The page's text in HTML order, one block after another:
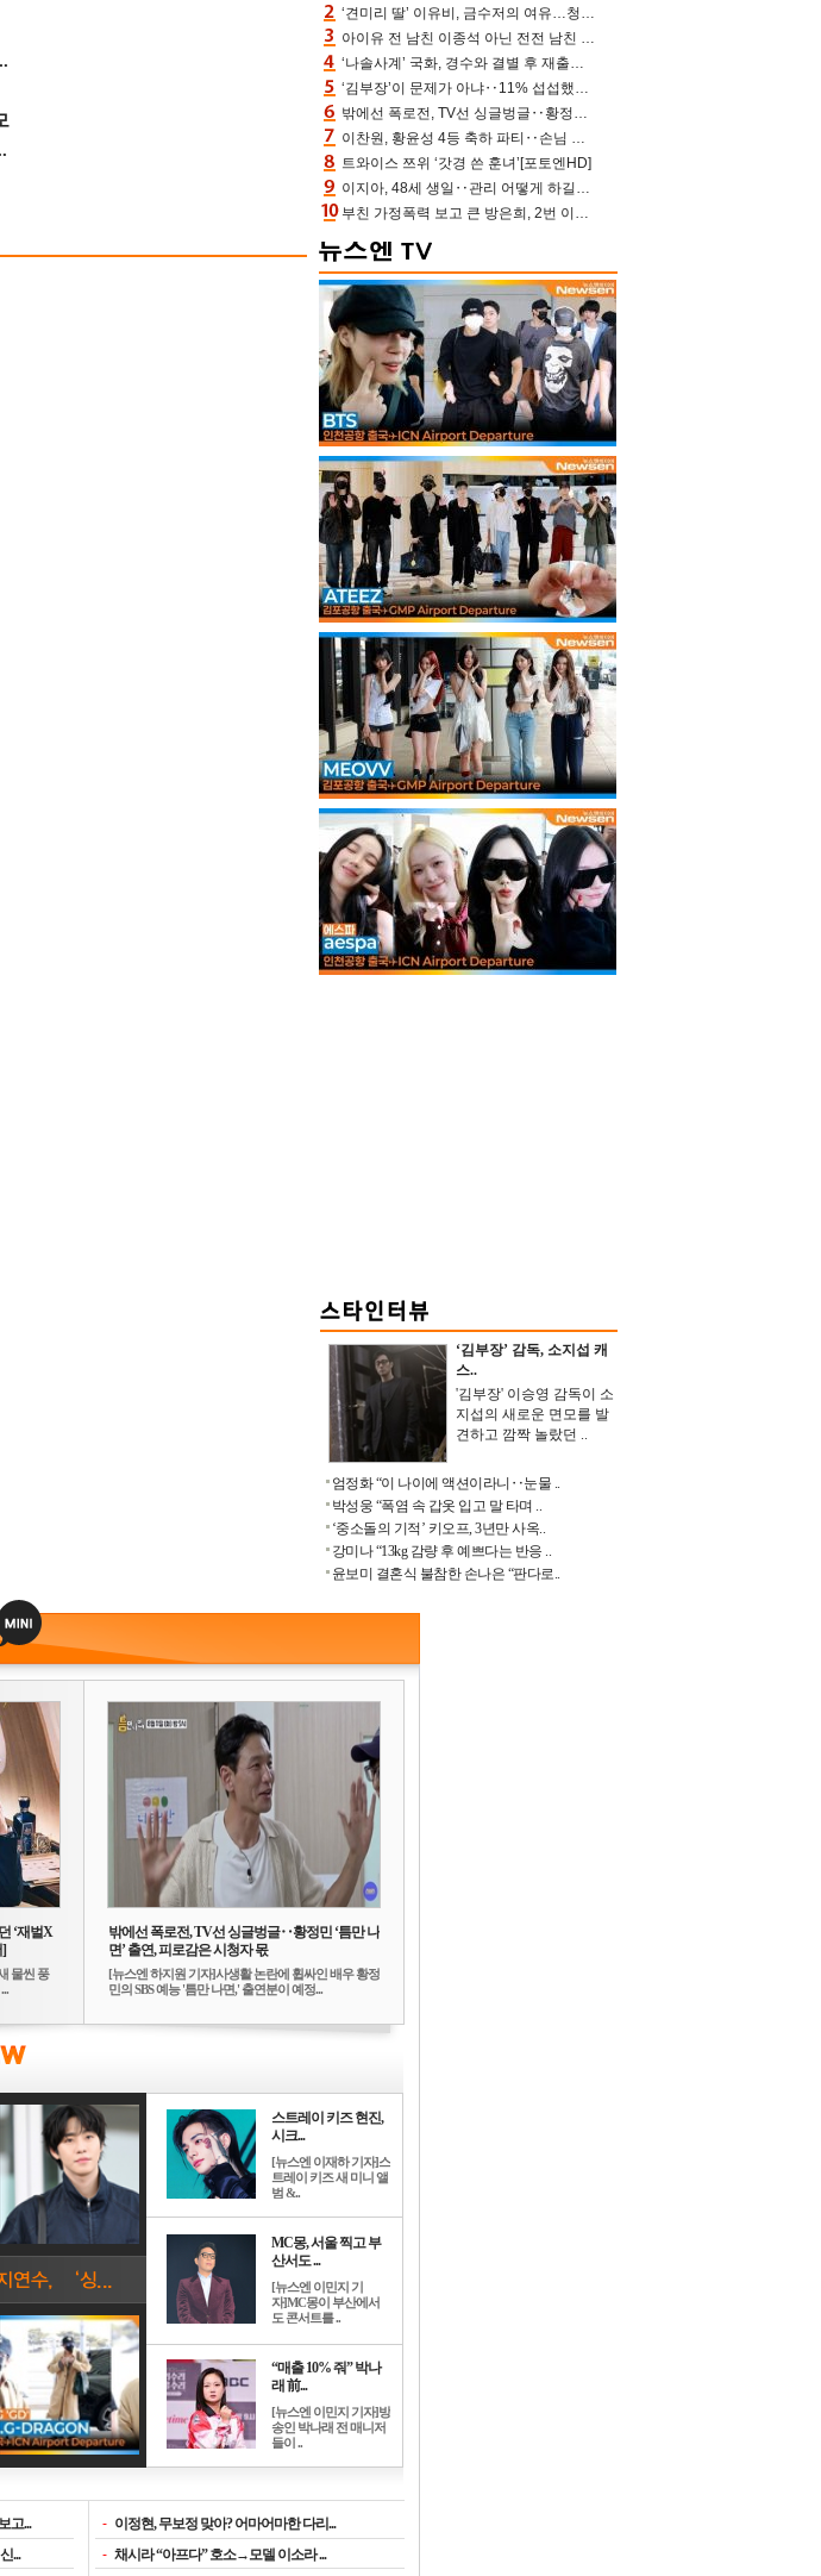
‘견미리 딸’ 이유비, 금수저의 여유…청순 미모에 반전 슬림 라인
아이유 전 남친 이종석 아닌 전전 남친 장기하 소환 ‘별일 없이 산다’ 선곡…46장에 꾹 눌러 담은 근황
‘나솔사계’ 국화, 경수와 결별 후 재출연…첫인상 3표 몰표
‘김부장’이 문제가 아냐‥11% 섭섭했던 ‘재벌X형사2’ 돈·빽 총동원해 컴백 [TV보고서]
밖에선 폭로전, TV선 싱글벙글‥황정민 ‘틈만 나면’ 출연, 피로감은 시청자 몫
이찬원, 황윤성 4등 축하 파티‥손님 모으려 블랙핑크 지수와 친한 척(편스토랑)[어제TV]
트와이스 쯔위 ‘갓경 쓴 훈녀’[포토엔HD]
이지아, 48세 생일‥관리 어떻게 하길래 놀라운 동안 미모
부친 가정폭력 보고 큰 방은희, 2번 이혼 후 잠수→母 고독사에 자책(특종세상)[어제TV]
‘김부장’ 감독, 소지섭 캐
스..
'김부장' 이승영 감독이 소
지섭의 새로운 면모를 발
견하고 깜짝 놀랐던 ..
엄정화 “이 나이에 액션이라니‥눈물 ..
박성웅 “폭염 속 갑옷 입고 말 타며 ..
‘중소돌의 기적’ 키오프, 3년만 사옥..
강미나 “13kg 감량 후 예쁘다는 반응 ..
윤보미 결혼식 불참한 손나은 “판다로..
‘재벌X
물씬 풍
밖에선 폭로전, TV선 싱글벙글‥황정민 ‘틈만 나
면’ 출연, 피로감은 시청자 몫
[뉴스엔 하지원 기자]사생활 논란에 휩싸인 배우 황정
민의 SBS 예능 '틈만 나면,' 출연분이 예정...
스트레이 키즈 현진,
시크...
[뉴스엔 이재하 기자]스
트레이 키즈 새 미니 앨
범 &..
MC몽, 서울 찍고 부
산서도 ...
[뉴스엔 이민지 기
자]MC몽이 부산에서
도 콘서트를 ..
“매출 10% 줘” 박나
래 前...
[뉴스엔 이민지 기자]방
송인 박나래 전 매니저
들이 ..
고...
...
- 이정현, 무보정 맞아? 어마어마한 다리...
- 채시라 “아프다” 호소→모델 이소라 ...